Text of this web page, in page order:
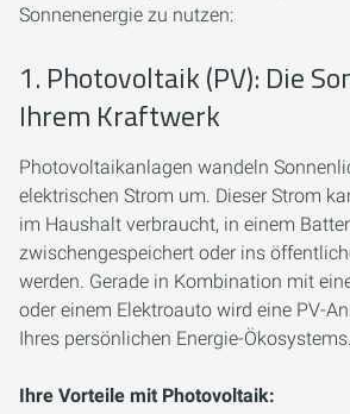
Sonnenenergie zu nutzen:
1. Photovoltaik (PV): Die
Ihrem Kraftwerk
Photovoltaikanlagen wandeln
elektrischen Strom um. Dieser Strom
im Haushalt verbraucht, in einem
zwischengespeichert oder ins
werden. Gerade in Kombination mit
oder einem Elektroauto wird eine PV-
Ihres persönlichen Energie-Ökosystems.
Ihre Vorteile mit Photovoltaik: